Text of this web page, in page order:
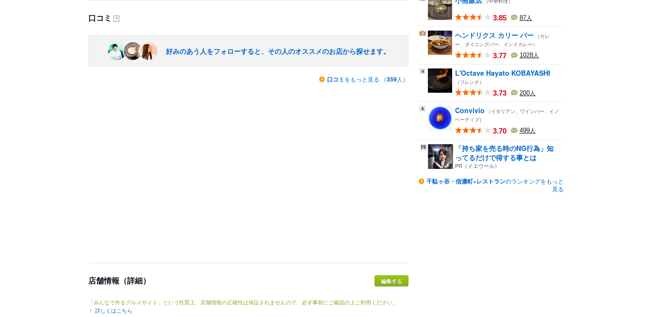
口コミ ？
好みのあう人をフォローすると、その人のオススメのお店から探せます。
口コミ をもっと見る （359人）
店舗情報（詳細）
「みんなで作るグルメサイト」という性質上、店舗情報の正確性は保証されませんので、必ず事前にご確認の上ご利用ください。
詳しくはこちら
3.85 87人
3 ヘンドリクス カリー バー （カレ
ー、ダイニングバー、インドカレー）
3.77 1028人
4 L'Octave Hayato KOBAYASHI
（フレンチ）
3.73 200人
5 Convivio
（イタリアン、ワインバー、イノ
ベーティブ）
3.70 499人
「持ち家を売る時のNG行為」知
ってるだけで得する事とは
PR（イエウール）
千駄ヶ谷・信濃町×レストランのランキングをもっと
見る